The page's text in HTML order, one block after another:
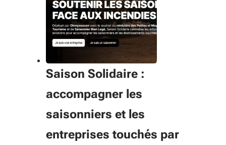
Saison Solidaire :
accompagner les
saisonniers et les
entreprises touchés par